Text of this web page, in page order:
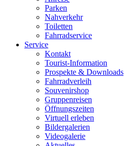
Parken
Nahverkehr
Toiletten
Fahrradservice
Service
Kontakt
Tourist-Information
Prospekte & Downloads
Fahrradverleih
Souvenirshop
Gruppenreisen
Öffnungszeiten
Virtuell erleben
Bildergalerien
Videogalerie